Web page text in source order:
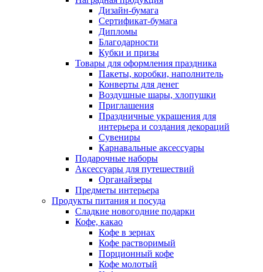
Дизайн-бумага
Сертификат-бумага
Дипломы
Благодарности
Кубки и призы
Товары для оформления праздника
Пакеты, коробки, наполнитель
Конверты для денег
Воздушные шары, хлопушки
Приглашения
Праздничные украшения для
интерьера и создания декораций
Сувениры
Карнавальные аксессуары
Подарочные наборы
Аксессуары для путешествий
Органайзеры
Предметы интерьера
Продукты питания и посуда
Сладкие новогодние подарки
Кофе, какао
Кофе в зернах
Кофе растворимый
Порционный кофе
Кофе молотый